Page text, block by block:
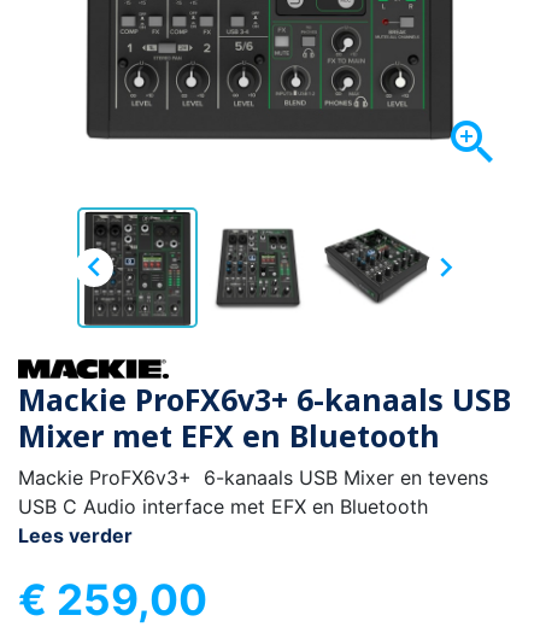

 
Mackie ProFX6v3+ 6-kanaals USB
Mixer met EFX en Bluetooth
Mackie ProFX6v3+ 6-kanaals USB Mixer en tevens
USB C Audio interface met EFX en Bluetooth
Lees verder
€ 259,00